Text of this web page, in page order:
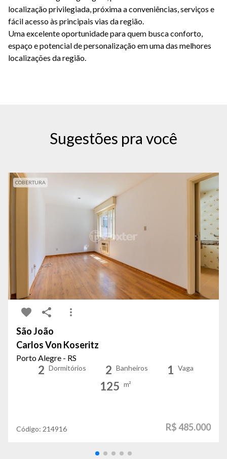
localização privilegiada, próxima a conveniências, serviços e
fácil acesso às principais vias da região.
Uma excelente oportunidade para quem busca conforto,
espaço e potencial de personalização em uma das melhores
localizações da região.
Sugestões pra você
COBERTURA
São João
Carlos Von Koseritz
Porto Alegre - RS
2 Dormitórios 2 Banheiros 1 Vaga
125 m²
Código: 214916 R$ 485.000